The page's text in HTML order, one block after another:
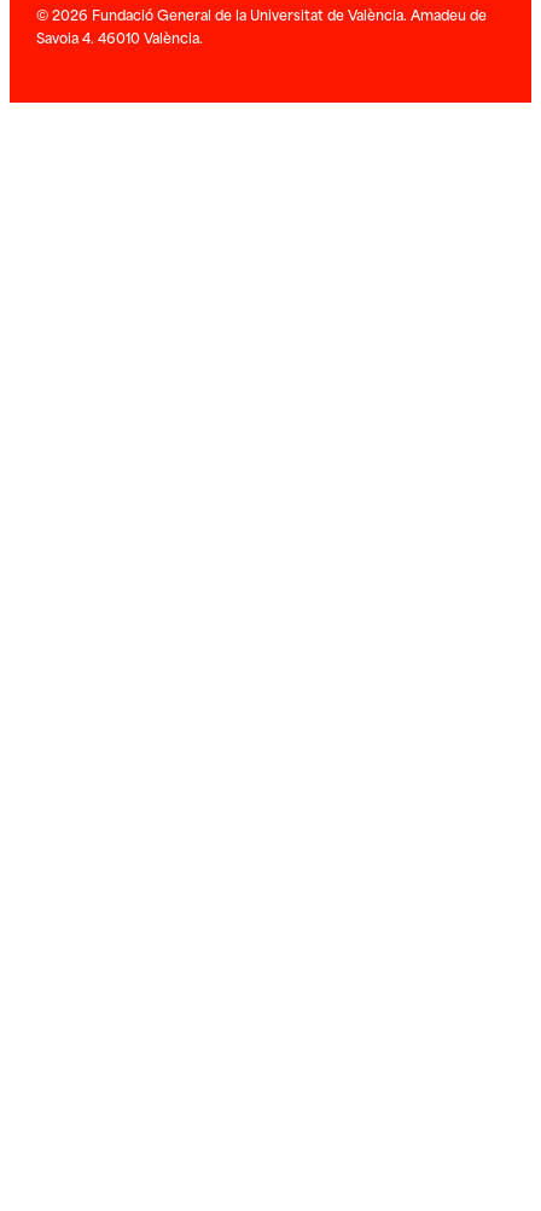
© 2026 Fundació General de la Universitat de València. Amadeu de
Savoia 4. 46010 València.